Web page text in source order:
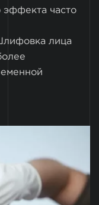
часто
лица